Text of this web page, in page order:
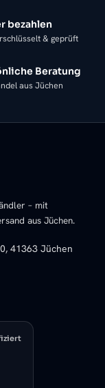
bezahlen
& geprüft
Beratung
aus Jüchen
– mit
aus Jüchen.
41363 Jüchen